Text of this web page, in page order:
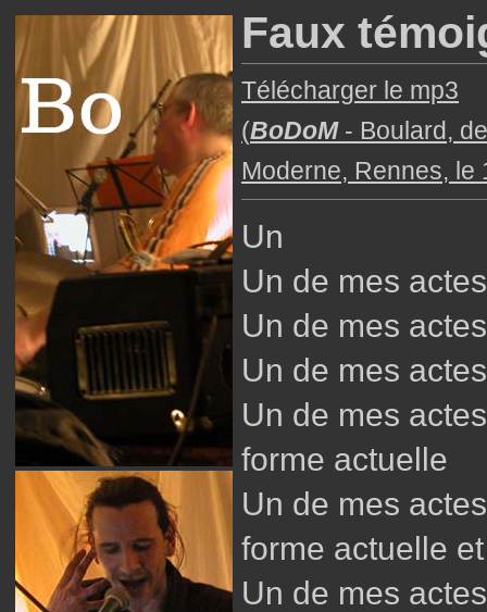
Faux
Télécharger le mp3
(BoDoM- Boulard,
Moderne, Rennes, le
Un
Un de mes
Un de mes
Un de mes
Un de mes
forme actuelle
Un de mes
forme actuelle
Un de mes